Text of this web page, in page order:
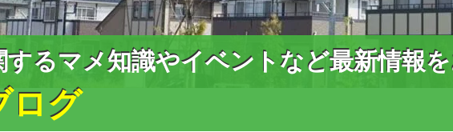
するマメ知識やイベントなど最新情報を
ログ